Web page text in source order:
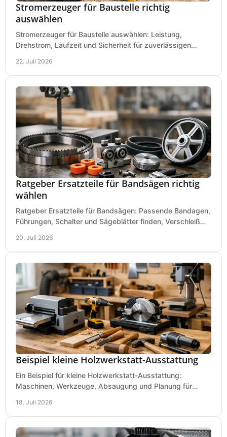
Stromerzeuger für Baustelle richtig
auswählen
Stromerzeuger für Baustelle auswählen: Leistung,
Drehstrom, Laufzeit und Sicherheit für zuverlässigen
22. Juli 2026
Ratgeber Ersatzteile für Bandsägen richtig
wählen
Ratgeber Ersatzteile für Bandsägen: Passende Bandagen,
Führungen, Schalter und Sägeblätter finden, Verschleiß
20. Juli 2026
Beispiel kleine Holzwerkstatt-Ausstattung
Ein Beispiel für kleine Holzwerkstatt-Ausstattung:
Maschinen, Werkzeuge, Absaugung und Planung für
18. Juli 2026